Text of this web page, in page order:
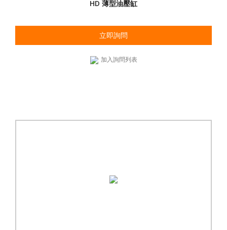
HD 薄型油壓缸
立即詢問
加入詢問列表